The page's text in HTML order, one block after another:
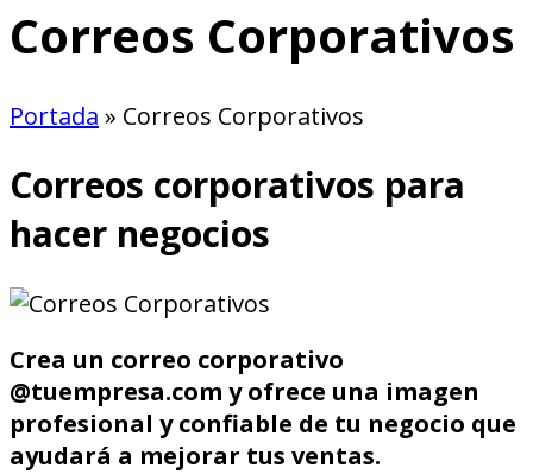
Correos Corporativos
Portada » Correos Corporativos
Correos corporativos para
hacer negocios
Crea un correo corporativo
@tuempresa.com y ofrece una imagen
profesional y confiable de tu negocio que
ayudará a mejorar tus ventas.